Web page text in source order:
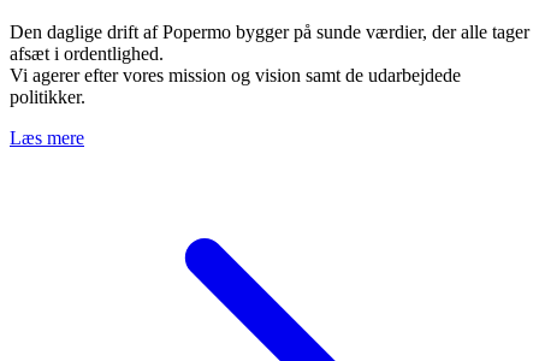
Den daglige drift af Popermo bygger på sunde værdier, der alle tager
afsæt i ordentlighed.
Vi agerer efter vores mission og vision samt de udarbejdede
politikker.
Læs mere